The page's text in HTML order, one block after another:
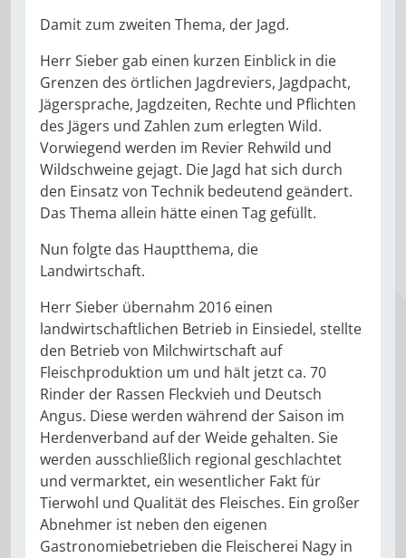
Damit zum zweiten Thema, der Jagd.
Herr Sieber gab einen kurzen Einblick in die
Grenzen des örtlichen Jagdreviers, Jagdpacht,
Jägersprache, Jagdzeiten, Rechte und Pflichten
des Jägers und Zahlen zum erlegten Wild.
Vorwiegend werden im Revier Rehwild und
Wildschweine gejagt. Die Jagd hat sich durch
den Einsatz von Technik bedeutend geändert.
Das Thema allein hätte einen Tag gefüllt.
Nun folgte das Hauptthema, die
Landwirtschaft.
Herr Sieber übernahm 2016 einen
landwirtschaftlichen Betrieb in Einsiedel, stellte
den Betrieb von Milchwirtschaft auf
Fleischproduktion um und hält jetzt ca. 70
Rinder der Rassen Fleckvieh und Deutsch
Angus. Diese werden während der Saison im
Herdenverband auf der Weide gehalten. Sie
werden ausschließlich regional geschlachtet
und vermarktet, ein wesentlicher Fakt für
Tierwohl und Qualität des Fleisches. Ein großer
Abnehmer ist neben den eigenen
Gastronomiebetrieben die Fleischerei Nagy in